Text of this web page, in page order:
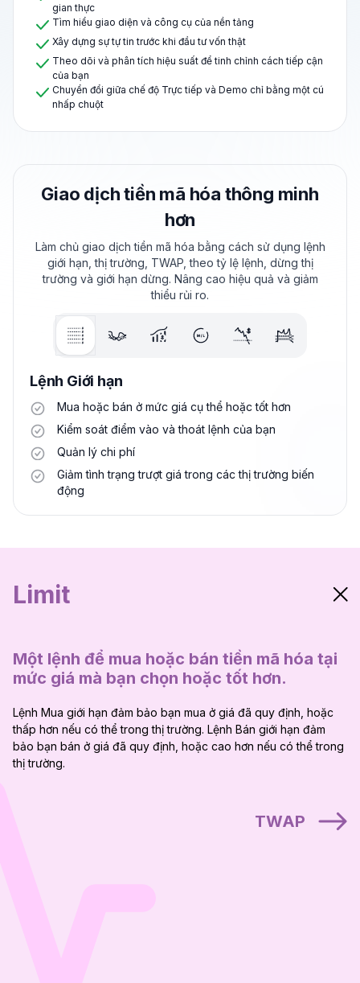
gian thực
Tìm hiểu giao diện và công cụ của nền tảng
Xây dựng sự tự tin trước khi đầu tư vốn thật
Theo dõi và phân tích hiệu suất để tinh chỉnh cách tiếp cận
của bạn
Chuyển đổi giữa chế độ Trực tiếp và Demo chỉ bằng một cú
nhấp chuột
Giao dịch tiền mã hóa thông minh
hơn
Làm chủ giao dịch tiền mã hóa bằng cách sử dụng lệnh
giới hạn, thị trường, TWAP, theo tỷ lệ lệnh, dừng thị
trường và giới hạn dừng. Nâng cao hiệu quả và giảm
thiểu rủi ro.
Lệnh Giới hạn
Mua hoặc bán ở mức giá cụ thể hoặc tốt hơn
Kiểm soát điểm vào và thoát lệnh của bạn
Quản lý chi phí
Giảm tình trạng trượt giá trong các thị trường biến
động
Limit
Một lệnh để mua hoặc bán tiền mã hóa tại
mức giá mà bạn chọn hoặc tốt hơn.
Lệnh Mua giới hạn đảm bảo bạn mua ở giá đã quy định, hoặc
thấp hơn nếu có thể trong thị trường. Lệnh Bán giới hạn đảm
bảo bạn bán ở giá đã quy định, hoặc cao hơn nếu có thể trong
thị trường.
TWAP